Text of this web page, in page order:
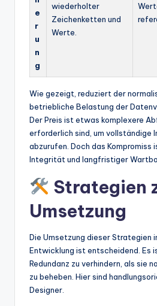
e
r
u
n
g
wiederholter
Zeichenketten und
Werte.
Wie gezeigt, reduziert der
betriebliche Belastung der
Der Preis ist etwas komplexere
erforderlich sind, um vollständige
abzurufen. Doch das Kompromiss
Integrität und langfristiger
Strategien
Umsetzung
Die Umsetzung dieser Strategien
Entwicklung ist entscheidend. Es
Redundanz zu verhindern, als sie
zu beheben. Hier sind
Designer.